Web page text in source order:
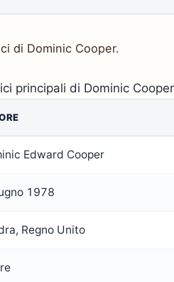
di Dominic Cooper.
principali di Dominic
Edward Cooper
1978
Regno Unito